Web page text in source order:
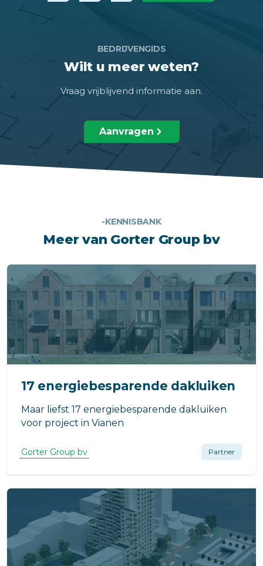
BEDRIJVENGIDS
Wilt u meer weten?
Vraag vrijblijvend informatie aan.
Aanvragen
-KENNISBANK
Meer van Gorter Group bv
17 energiebesparende dakluiken
Maar liefst 17 energiebesparende dakluiken
voor project in Vianen
Gorter Group bv Partner